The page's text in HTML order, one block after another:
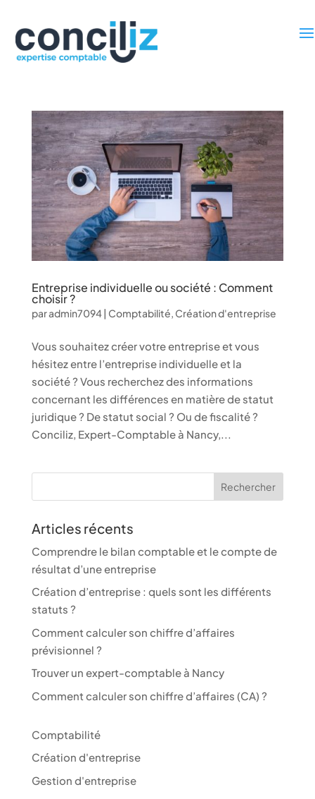
Nous Contacter
Entreprise individuelle ou société : Comment
choisir ?
paradmin7094| Comptabilité, Création d'entreprise
Vous souhaitez créer votre entreprise et vous
hésitez entre l’entreprise individuelle et la
société ? Vous recherchez des informations
concernant les différences en matière de statut
juridique ? De statut social ? Ou de fiscalité ?
Conciliz, Expert-Comptable à Nancy,...
Articles récents
Comprendre le bilan comptable et le compte de
résultat d’une entreprise
Création d’entreprise : quels sont les différents
statuts ?
Comment calculer son chiffre d’affaires
prévisionnel ?
Trouver un expert-comptable à Nancy
Comment calculer son chiffre d’affaires (CA) ?
Comptabilité
Création d'entreprise
Gestion d'entreprise